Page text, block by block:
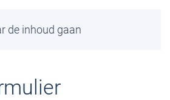
de inhoud gaan